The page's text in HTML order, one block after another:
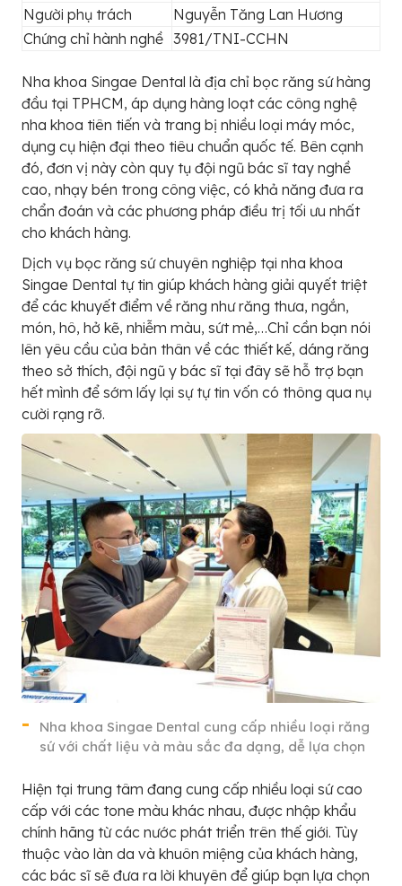
Người phụ trách
Nguyễn Tăng Lan Hương
Chứng chỉ hành nghề 3981/TNI-CCHN
Nha khoa Singae Dental là địa chỉ bọc răng sứ hàng
đầu tại TPHCM, áp dụng hàng loạt các công nghệ
nha khoa tiên tiến và trang bị nhiều loại máy móc,
dụng cụ hiện đại theo tiêu chuẩn quốc tế. Bên cạnh
đó, đơn vị này còn quy tụ đội ngũ bác sĩ tay nghề
cao, nhạy bén trong công việc, có khả năng đưa ra
chẩn đoán và các phương pháp điều trị tối ưu nhất
cho khách hàng.
Dịch vụ bọc răng sứ chuyên nghiệp tại nha khoa
Singae Dental tự tin giúp khách hàng giải quyết triệt
để các khuyết điểm về răng như răng thưa, ngắn,
món, hô, hở kẽ, nhiễm màu, sứt mẻ,…Chỉ cần bạn nói
lên yêu cầu của bản thân về các thiết kế, dáng răng
theo sở thích, đội ngũ y bác sĩ tại đây sẽ hỗ trợ bạn
hết mình để sớm lấy lại sự tự tin vốn có thông qua nụ
cười rạng rỡ.
Nha khoa Singae Dental cung cấp nhiều loại răng
sứ với chất liệu và màu sắc đa dạng, dễ lựa chọn
Hiện tại trung tâm đang cung cấp nhiều loại sứ cao
cấp với các tone màu khác nhau, được nhập khẩu
chính hãng từ các nước phát triển trên thế giới. Tùy
thuộc vào làn da và khuôn miệng của khách hàng,
các bác sĩ sẽ đưa ra lời khuyên để giúp bạn lựa chọn